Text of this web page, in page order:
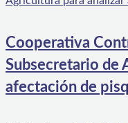
Cooperativa
Subsecretario de
afectación de